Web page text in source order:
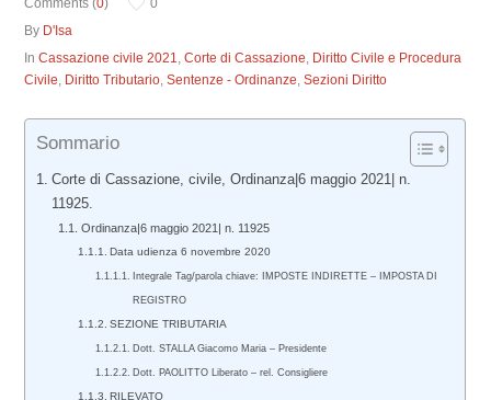
Comments (0)
0
By D'Isa
InCassazione civile 2021,Corte di Cassazione, Diritto Civile e Procedura
Civile, Diritto Tributario,Sentenze - Ordinanze,Sezioni Diritto
Sommario
Corte di Cassazione, civile, Ordinanza|6 maggio 2021| n.
11925.
Ordinanza|6 maggio 2021| n. 11925
Data udienza 6 novembre 2020
Integrale Tag/parola chiave: IMPOSTE INDIRETTE – IMPOSTA DI
REGISTRO
SEZIONE TRIBUTARIA
Dott. STALLA Giacomo Maria – Presidente
Dott. PAOLITTO Liberato – rel. Consigliere
RILEVATO